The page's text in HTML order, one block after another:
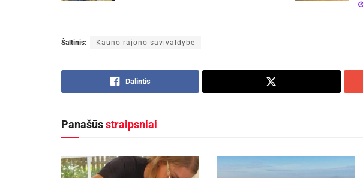
Šaltinis: Kauno rajono savivaldybė
Dalintis
Panašūsstraipsniai